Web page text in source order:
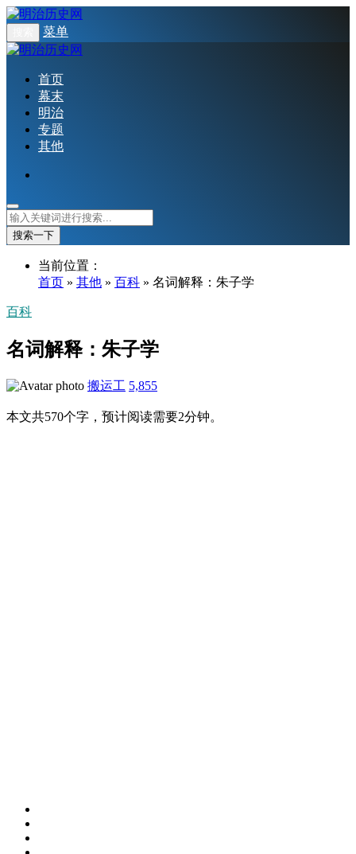
菜单
首页
幕末
明治
专题
其他
搜索一下
当前位置：
首页 » 其他 » 百科 » 名词解释：朱子学
百科
名词解释：朱子学
搬运工 5,855
本文共570个字，预计阅读需要2分钟。